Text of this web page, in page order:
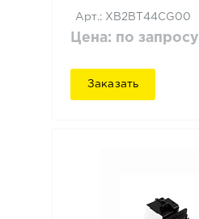
Арт.: XB2BT44CG00
Цена: по запросу
Заказать